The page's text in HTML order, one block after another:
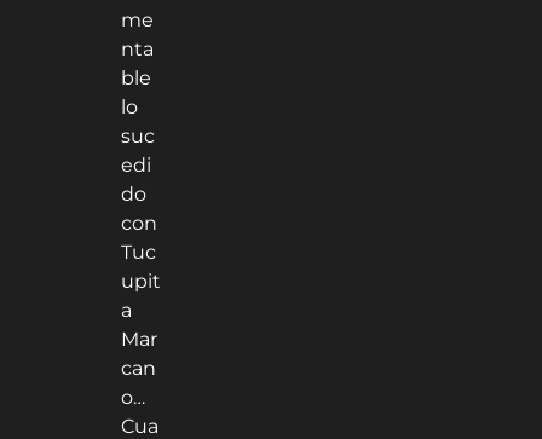
me
nta
ble
lo
suc
edi
do
con
Tuc
upit
a
Mar
can
o…
Cua